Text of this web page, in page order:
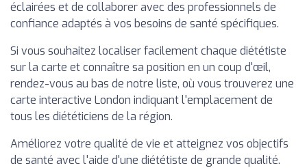
éclairées et de collaborer avec des professionnels de
confiance adaptés à vos besoins de santé spécifiques.
Si vous souhaitez localiser facilement chaque diététiste
sur la carte et connaître sa position en un coup d'œil,
rendez-vous au bas de notre liste, où vous trouverez une
carte interactive London indiquant l'emplacement de
tous les diététiciens de la région.
Améliorez votre qualité de vie et atteignez vos objectifs
de santé avec l'aide d'une diététiste de grande qualité.